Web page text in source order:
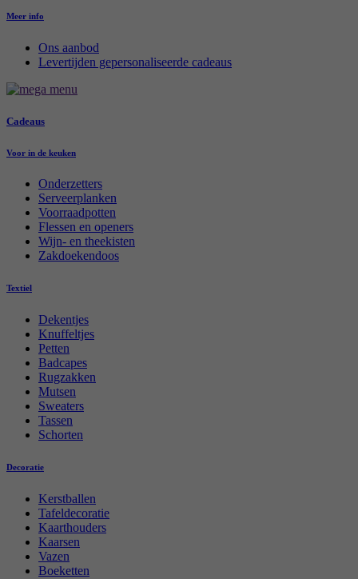
Meer info
Ons aanbod
Levertijden gepersonaliseerde cadeaus
Cadeaus
Voor in de keuken
Onderzetters
Serveerplanken
Voorraadpotten
Flessen en openers
Wijn- en theekisten
Zakdoekendoos
Textiel
Dekentjes
Knuffeltjes
Petten
Badcapes
Rugzakken
Mutsen
Sweaters
Tassen
Schorten
Decoratie
Kerstballen
Tafeldecoratie
Kaarthouders
Kaarsen
Vazen
Boeketten